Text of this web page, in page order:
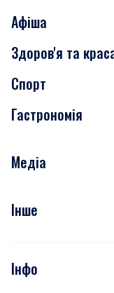
Афіша
Сьогодні
Завтра
Субота
Здоров'я та
Медицина
Краса
Спорт
Гастрономія
Рецепти
Медіа
Фото
Подкасти
Інше
Тести
Інфо